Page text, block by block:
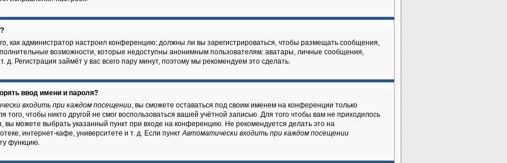
как администратор настроил конференцию: должны ли вы зарегистрироваться, чтобы размещать сообщения,
возможности, которые недоступны анонимным пользователям: аватары, личные сообщения,
д. Регистрация займёт у вас всего пару минут, поэтому мы рекомендуем это сделать.
ввод имени и пароля?
входить при каждом посещении, вы сможете оставаться под своим именем на конференции только
того, чтобы никто другой не смог воспользоваться вашей учётной записью. Для того чтобы вам не приходилось
вы можете выбрать указанный пункт при входе на конференцию. Не рекомендуется делать это на
интернет-кафе, университете и т. д. Если пунктАвтоматически входить при каждом посещении
функцию.